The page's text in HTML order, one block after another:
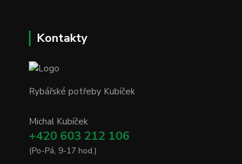
Kontakty
Rybářské potřeby Kubíček
Michal Kubíček
+420 603 212 106
(Po-Pá, 9-17 hod.)